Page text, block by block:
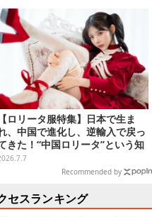
レイバック】
【ロリータ服特集】日本で生ま
、中国で進化し、逆輸入で戻っ
きた！“中国ロリータ”という知
れざる巨大カルチャーの今を取
材【写真22枚】Recommended by
セスランキング